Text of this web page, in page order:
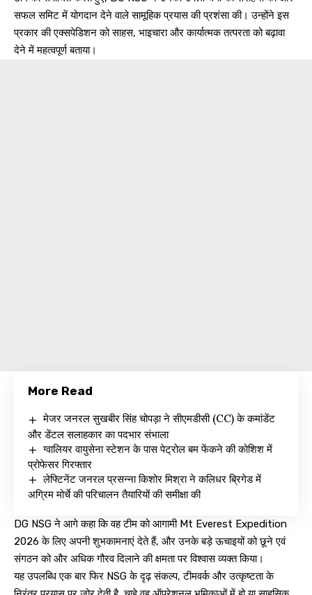
सफल समिट में योगदान देने वाले सामूहिक प्रयास की प्रशंसा की। उन्होंने इस
प्रकार की एक्सपेडिशन को साहस, भाइचारा और कार्यात्मक तत्परता को बढ़ावा
देने में महत्वपूर्ण बताया।
More Read
मेजर जनरल सुखबीर सिंह चोपड़ा ने सीएमडीसी (CC) के कमांडेंट
और डेंटल सलाहकार का पदभार संभाला
ग्वालियर वायुसेना स्टेशन के पास पेट्रोल बम फेंकने की कोशिश में
प्रोफेसर गिरफ्तार
लेफ्टिनेंट जनरल प्रसन्ना किशोर मिश्रा ने कलिधर ब्रिगेड में
अग्रिम मोर्चे की परिचालन तैयारियों की समीक्षा की
DG NSG ने आगे कहा कि वह टीम को आगामी Mt Everest Expedition
2026 के लिए अपनी शुभकामनाएं देते हैं, और उनके बड़े ऊचाइयों को छूने एवं
संगठन को और अधिक गौरव दिलाने की क्षमता पर विश्वास व्यक्त किया।
यह उपलब्धि एक बार फिर NSG के दृढ़ संकल्प, टीमवर्क और उत्कृष्टता के